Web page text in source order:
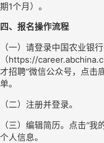
期1个月）。
四、报名操作流程
（一）请登录中国农业银
（https://
才招聘”微信公众号，点击
单。
（二）注册并登录。
（三）编辑简历。点击“
个人信息。